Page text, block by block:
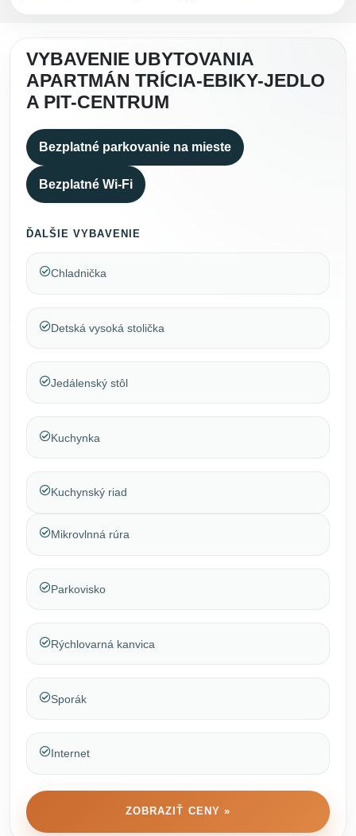
VYBAVENIE UBYTOVANIA
APARTMÁN TRÍCIA-EBIKY-JEDLO
A PIT-CENTRUM
Bezplatné parkovanie na mieste
Bezplatné Wi-Fi
ĎALŠIE VYBAVENIE
Chladnička
Detská vysoká stolička
Jedálenský stôl
Kuchynka
Kuchynský riad
Mikrovlnná rúra
Parkovisko
Rýchlovarná kanvica
Sporák
Internet
ZOBRAZIŤ CENY »